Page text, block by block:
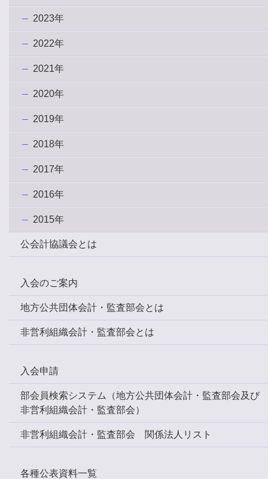
2023年
2022年
2021年
2020年
2019年
2018年
2017年
2016年
2015年
公会計協議会とは
入会のご案内
地方公共団体会計・監査部会とは
非営利組織会計・監査部会とは
入会申請
部会員検索システム（地方公共団体会計・監査部会及び
非営利組織会計・監査部会）
非営利組織会計・監査部会 関係法人リスト
各種公表資料一覧